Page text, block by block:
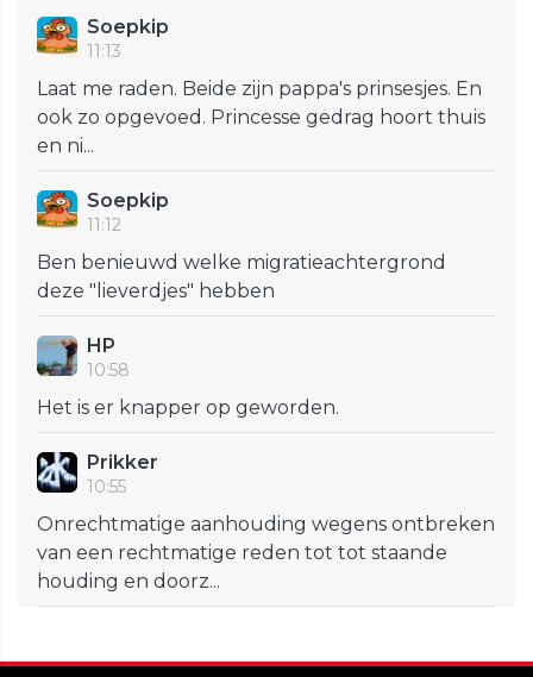
Soepkip
11:13
Laat me raden. Beide zijn pappa's prinsesjes. En
ook zo opgevoed. Princesse gedrag hoort thuis
en ni...
Soepkip
11:12
Ben benieuwd welke migratieachtergrond
deze "lieverdjes" hebben
HP
10:58
Het is er knapper op geworden.
Prikker
10:55
Onrechtmatige aanhouding wegens ontbreken
van een rechtmatige reden tot tot staande
houding en doorz...